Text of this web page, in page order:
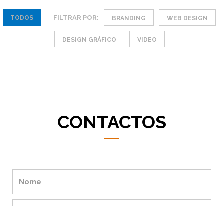
TODOS FILTRAR POR: BRANDING WEB DESIGN
DESIGN GRÁFICO VIDEO
CONTACTOS